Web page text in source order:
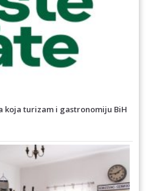
turizam i gastronomiju BiH